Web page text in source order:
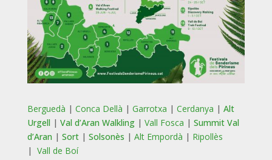
Berguedà | Conca Dellà | Garrotxa | Cerdanya | Alt
Urgell | Val d’Aran Walkling| Vall Fosca | Summit Val
d’Aran | Sort| Solsonès | Alt Empordà | Ripollès
| Vall de Boí